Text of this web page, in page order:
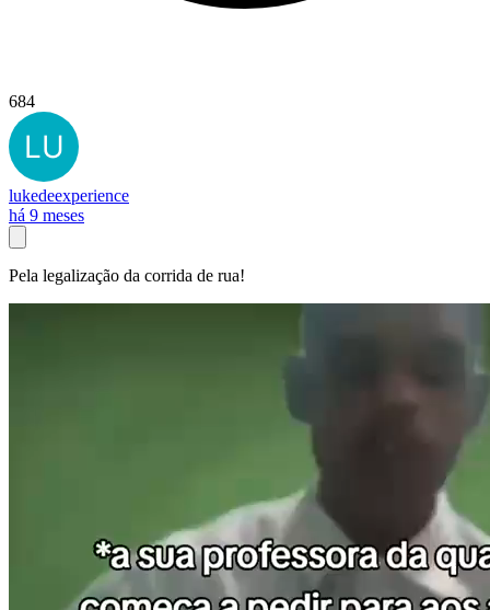
684
lukedeexperience
há 9 meses
Pela legalização da corrida de rua!